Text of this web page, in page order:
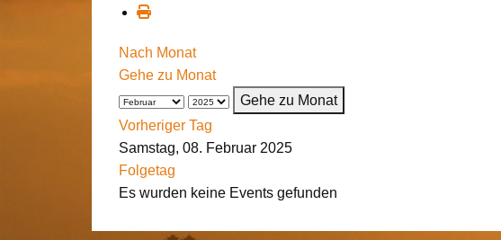
Nach Monat
Gehe zu Monat
Gehe zu Monat
Vorheriger Tag
Samstag, 08. Februar 2025
Folgetag
Es wurden keine Events gefunden